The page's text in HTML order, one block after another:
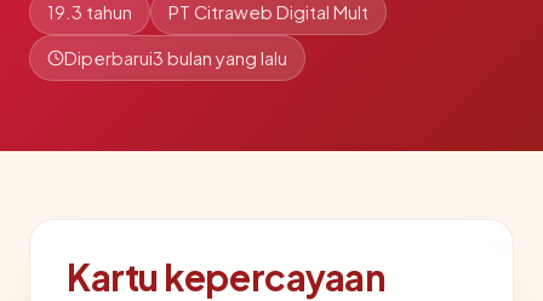
19.3 tahun PT Citraweb Digital Mult
Diperbarui3 bulan yang lalu
Kartu kepercayaan